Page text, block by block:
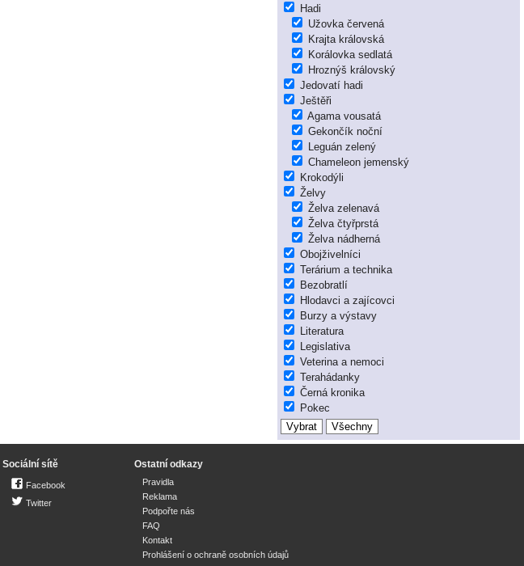
Hadi
Užovka červená
Krajta královská
Korálovka sedlatá
Hroznýš královský
Jedovatí hadi
Ještěři
Agama vousatá
Gekončík noční
Leguán zelený
Chameleon jemenský
Krokodýli
Želvy
Želva zelenavá
Želva čtyřprstá
Želva nádherná
Obojživelníci
Terárium a technika
Bezobratlí
Hlodavci a zajícovci
Burzy a výstavy
Literatura
Legislativa
Veterina a nemoci
Terahádanky
Černá kronika
Pokec
Sociální sítě
Facebook
Twitter
Ostatní odkazy
Pravidla
Reklama
Podpořte nás
FAQ
Kontakt
Prohlášení o ochraně osobních údajů